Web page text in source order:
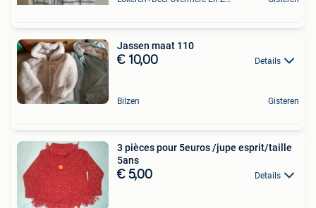
Jassen maat 110
€ 10,00 Details
Bilzen Gisteren
3 pièces pour 5euros /jupe esprit/taille
5ans
€ 5,00 Details